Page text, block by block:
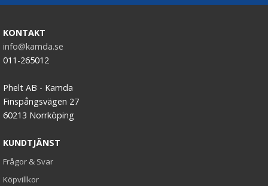
KONTAKT
info@kamda.se
011-265012
Phelt AB - Kamda
Finspångsvägen 27
60213 Norrköping
KUNDTJÄNST
Frågor & Svar
Köpvillkor